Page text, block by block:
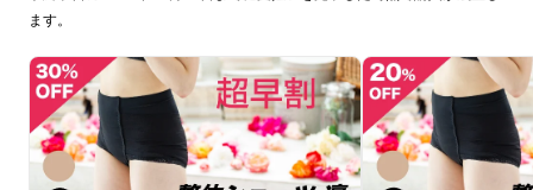
整体院を運営する傍ら、健康関連商品の企画・
開発、施術者の育成事業・プロデュース事業な
どを行なっております。
ます。